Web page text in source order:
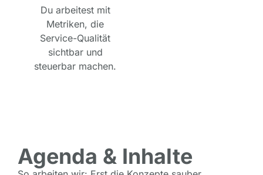
Du arbeitest mit
Metriken, die
Service-Qualität
sichtbar und
steuerbar machen.
Agenda & Inhalte